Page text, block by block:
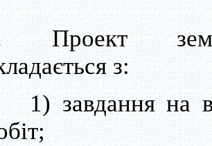
Проект
з:
завдання на